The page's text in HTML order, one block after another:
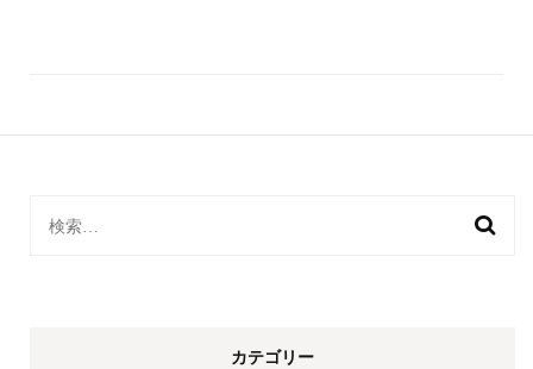
検
カテゴリー